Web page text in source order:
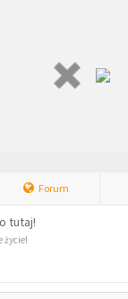
Forum
życie!